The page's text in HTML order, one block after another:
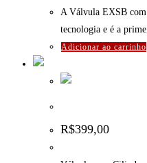
A Válvula EXSB
tecnologia e é a
Adicionar ao carrinho
R$399,00